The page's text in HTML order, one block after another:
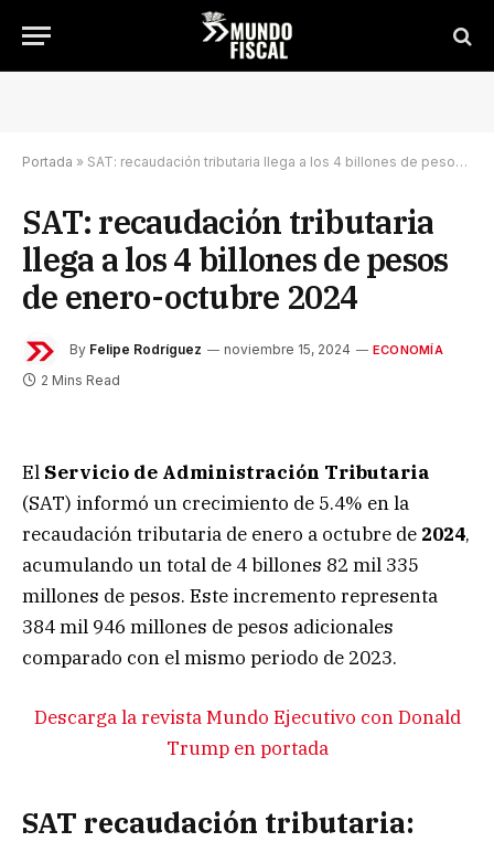
Portada » SAT: recaudación tributaria llega a los 4 billones de pesos de enero-octubre 2024
SAT: recaudación tributaria
llega a los 4 billones de pesos
de enero-octubre 2024
By Felipe Rodríguez noviembre 15, 2024 ECONOMÍA
2 Mins Read
El Servicio de Administración Tributaria
(SAT) informó un crecimiento de 5.4% en la
recaudación tributaria de enero a octubre de 2024,
acumulando un total de 4 billones 82 mil 335
millones de pesos. Este incremento representa
384 mil 946 millones de pesos adicionales
comparado con el mismo periodo de 2023.
Descarga la revista Mundo Ejecutivo con Donald
Trump en portada
SAT recaudación tributaria: